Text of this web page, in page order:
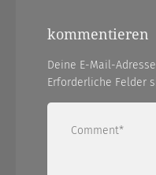
kommentieren
Deine E-Mail-
Erforderliche Felder